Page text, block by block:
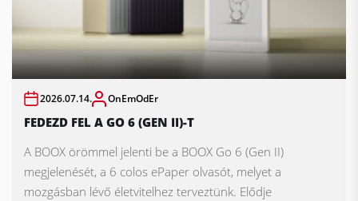
2026.07.14. OnEmOdEr
FEDEZD FEL A GO 6 (GEN II)-T
A BOOX örömmel jelenti be a BOOX Go 6 (Gen II)
megjelenését, a 6 colos ePaper olvasót, melyet a
mozgásban lévő életvitelhez terveztünk. Elődje